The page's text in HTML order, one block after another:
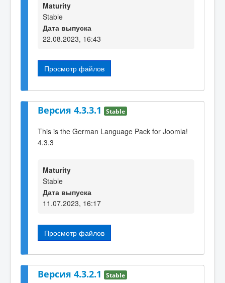
Maturity
Stable
Дата выпуска
22.08.2023, 16:43
Просмотр файлов
Версия 4.3.3.1 Stable
This is the German Language Pack for Joomla!
4.3.3
Maturity
Stable
Дата выпуска
11.07.2023, 16:17
Просмотр файлов
Версия 4.3.2.1 Stable